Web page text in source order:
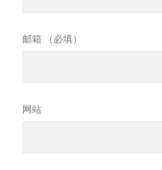
邮箱 （必填）
网站